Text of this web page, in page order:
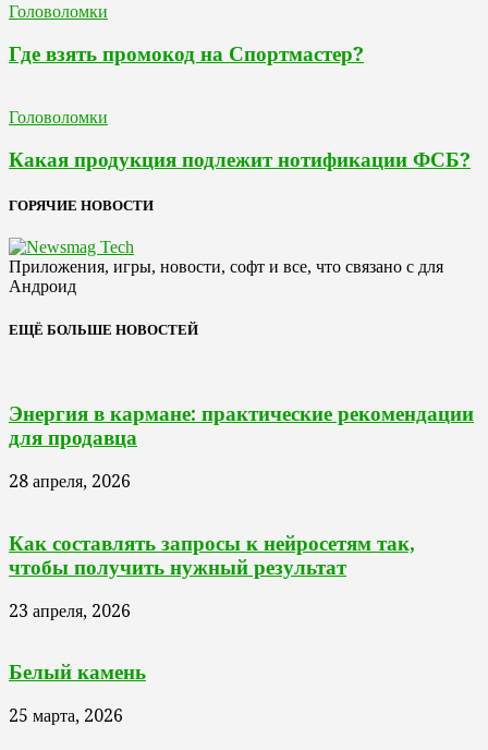
Головоломки
Где взять промокод на Спортмастер?
Головоломки
Какая продукция подлежит нотификации ФСБ?
ГОРЯЧИЕ НОВОСТИ
Приложения, игры, новости, софт и все, что связано с для
Андроид
ЕЩЁ БОЛЬШЕ НОВОСТЕЙ
Энергия в кармане: практические рекомендации
для продавца
28 апреля, 2026
Как составлять запросы к нейросетям так,
чтобы получить нужный результат
23 апреля, 2026
Белый камень
25 марта, 2026